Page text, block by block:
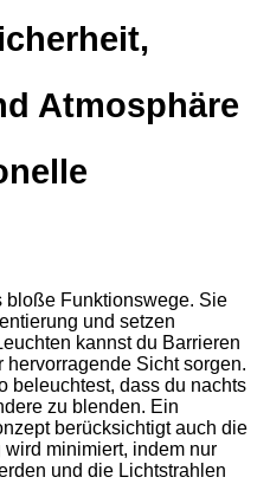
Atmosphäre
bloße Funktionswege. Sie
und setzen
kannst du Barrieren
Sicht sorgen.
beleuchtest, dass du nachts
zu blenden. Ein
berücksichtigt auch die
minimiert, indem nur
und die Lichtstrahlen